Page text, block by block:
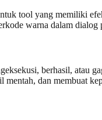
tool yang memiliki
warna dalam dialog
berhasil, atau
dan membuat